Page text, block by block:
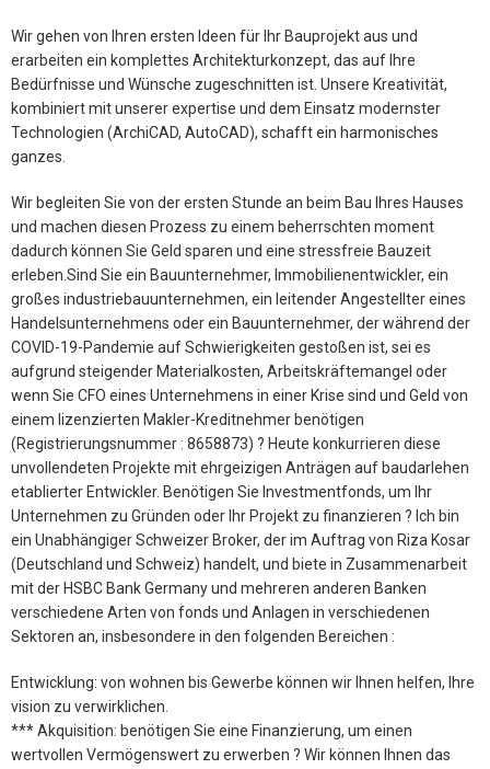
Wir gehen von Ihren ersten Ideen für Ihr Bauprojekt aus und
erarbeiten ein komplettes Architekturkonzept, das auf Ihre
Bedürfnisse und Wünsche zugeschnitten ist. Unsere Kreativität,
kombiniert mit unserer expertise und dem Einsatz modernster
Technologien (ArchiCAD, AutoCAD), schafft ein harmonisches
ganzes.
Wir begleiten Sie von der ersten Stunde an beim Bau Ihres Hauses
und machen diesen Prozess zu einem beherrschten moment
dadurch können Sie Geld sparen und eine stressfreie Bauzeit
erleben.Sind Sie ein Bauunternehmer, Immobilienentwickler, ein
großes industriebauunternehmen, ein leitender Angestellter eines
Handelsunternehmens oder ein Bauunternehmer, der während der
COVID-19-Pandemie auf Schwierigkeiten gestoßen ist, sei es
aufgrund steigender Materialkosten, Arbeitskräftemangel oder
wenn Sie CFO eines Unternehmens in einer Krise sind und Geld von
einem lizenzierten Makler-Kreditnehmer benötigen
(Registrierungsnummer : 8658873) ? Heute konkurrieren diese
unvollendeten Projekte mit ehrgeizigen Anträgen auf baudarlehen
etablierter Entwickler. Benötigen Sie Investmentfonds, um Ihr
Unternehmen zu Gründen oder Ihr Projekt zu finanzieren ? Ich bin
ein Unabhängiger Schweizer Broker, der im Auftrag von Riza Kosar
(Deutschland und Schweiz) handelt, und biete in Zusammenarbeit
mit der HSBC Bank Germany und mehreren anderen Banken
verschiedene Arten von fonds und Anlagen in verschiedenen
Sektoren an, insbesondere in den folgenden Bereichen :
Entwicklung: von wohnen bis Gewerbe können wir Ihnen helfen, Ihre
vision zu verwirklichen.
*** Akquisition: benötigen Sie eine Finanzierung, um einen
wertvollen Vermögenswert zu erwerben ? Wir können Ihnen das